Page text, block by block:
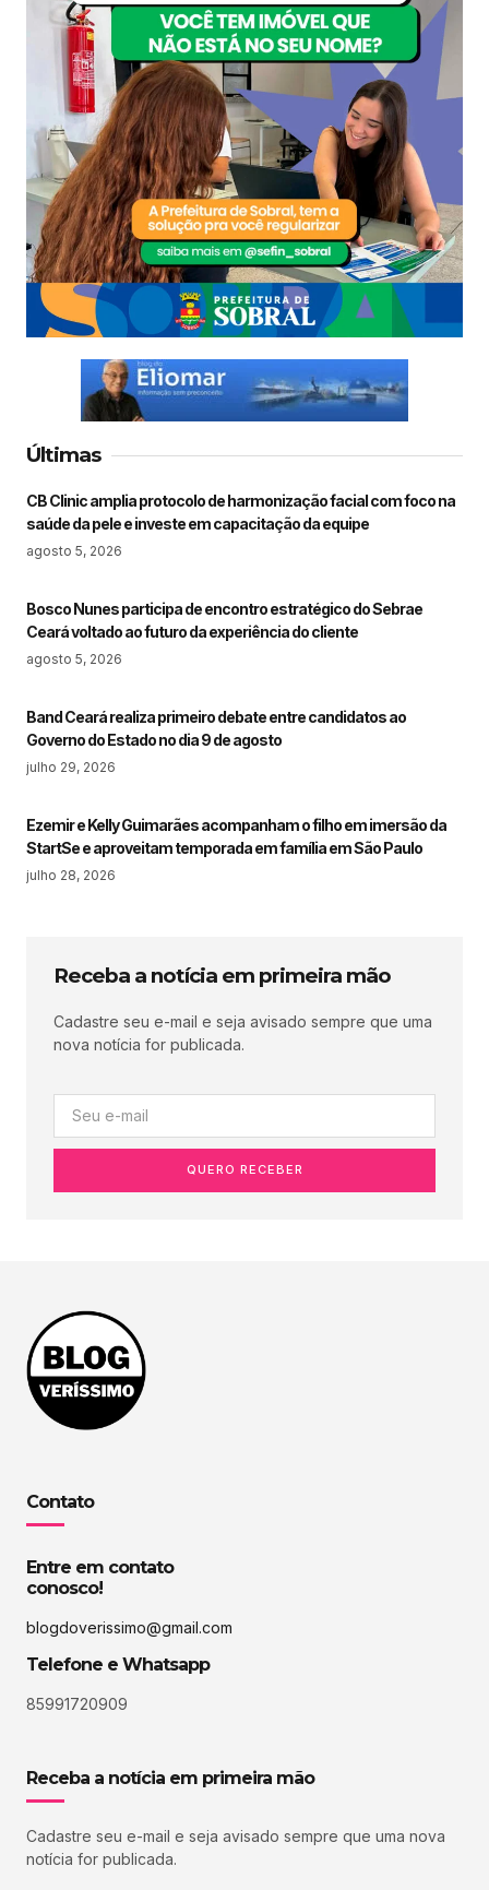
Últimas
CB Clinic amplia protocolo de harmonização facial com foco na
saúde da pele e investe em capacitação da equipe
agosto 5, 2026
Bosco Nunes participa de encontro estratégico do Sebrae
Ceará voltado ao futuro da experiência do cliente
agosto 5, 2026
Band Ceará realiza primeiro debate entre candidatos ao
Governo do Estado no dia 9 de agosto
julho 29, 2026
Ezemir e Kelly Guimarães acompanham o filho em imersão da
StartSe e aproveitam temporada em família em São Paulo
julho 28, 2026
Receba a notícia em primeira mão
Cadastre seu e-mail e seja avisado sempre que uma
nova notícia for publicada.
QUERO RECEBER
Contato
Entre em contato
conosco!
blogdoverissimo@gmail.com
Telefone e Whatsapp
85991720909
Receba a notícia em primeira mão
Cadastre seu e-mail e seja avisado sempre que uma nova
notícia for publicada.